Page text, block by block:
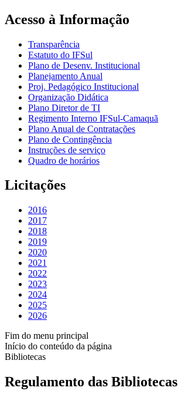
Acesso à Informação
Transparência
Estatuto do IFSul
Plano de Desenv. Institucional
Planejamento Anual
Proj. Pedagógico Institucional
Organização Didática
Plano Diretor de TI
Regimento Interno IFSul-Camaquã
Plano Anual de Contratações
Plano de Contingência
Instruções de serviço
Quadro de horários
Licitações
2016
2017
2018
2019
2020
2021
2022
2023
2024
2025
2026
Fim do menu principal
Início do conteúdo da página
Bibliotecas
Regulamento das Bibliotecas